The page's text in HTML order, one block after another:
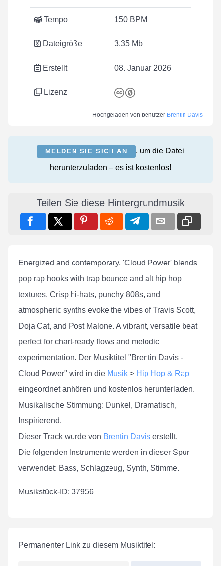
Tempo 150 BPM
Dateigröße 3.35 Mb
Erstellt 08. Januar 2026
Lizenz
Hochgeladen von benutzer Brentin Davis
MELDEN SIE SICH AN
, um die Datei
herunterzuladen – es ist kostenlos!
Teilen Sie diese Hintergrundmusik
Energized and contemporary, 'Cloud Power' blends
pop rap hooks with trap bounce and alt hip hop
textures. Crisp hi-hats, punchy 808s, and
atmospheric synths evoke the vibes of Travis Scott,
Doja Cat, and Post Malone. A vibrant, versatile beat
perfect for chart-ready flows and melodic
experimentation. Der Musiktitel "Brentin Davis -
Cloud Power" wird in die Musik > Hip Hop & Rap
eingeordnet anhören und kostenlos herunterladen.
Musikalische Stimmung: Dunkel, Dramatisch,
Inspirierend.
Dieser Track wurde von Brentin Davis erstellt.
Die folgenden Instrumente werden in dieser Spur
verwendet: Bass, Schlagzeug, Synth, Stimme.
Musikstück-ID: 37956
Permanenter Link zu diesem Musiktitel: